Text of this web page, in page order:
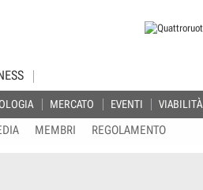
MERCATO EVENTI VIABILITÀ
MEMBRI REGOLAMENTO